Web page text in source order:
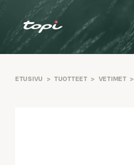
ETUSIVU > TUOTTEET > VETIMET >